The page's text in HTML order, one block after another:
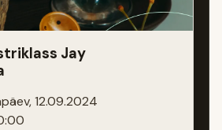
Jay
12.09.2024